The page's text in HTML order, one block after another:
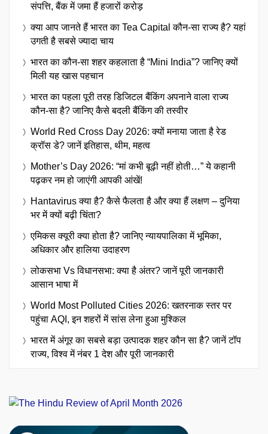
संपत्ति, बैंक में जमा हैं हजारों करोड़
क्या आप जानते हैं भारत का Tea Capital कौन-सा राज्य है? यहां
उगती है सबसे ज्यादा चाय
भारत का कौन-सा शहर कहलाता है “Mini India”? जानिए क्यों
मिली यह खास पहचान
भारत का पहला पूरी तरह डिजिटल बैंकिंग अपनाने वाला राज्य
कौन-सा है? जानिए कैसे बदली बैंकिंग की तस्वीर
World Red Cross Day 2026: क्यों मनाया जाता है रेड
क्रॉस डे? जानें इतिहास, थीम, महत्व
Mother’s Day 2026: “मां कभी बूढ़ी नहीं होती…” ये कहानी
पढ़कर नम हो जाएंगी आपकी आंखें!
Hantavirus क्या है? कैसे फैलता है और क्या हैं लक्षण – दुनिया
भर में क्यों बढ़ी चिंता?
एमिकस क्यूरी क्या होता है? जानिए न्यायपालिका में भूमिका,
अधिकार और हालिया उदाहरण
लोकसभा Vs विधानसभा: क्या है अंतर? जानें पूरी जानकारी
आसान भाषा में
World Most Polluted Cities 2026: खतरनाक स्तर पर
पहुंचा AQI, इन शहरों में सांस लेना हुआ मुश्किल
भारत में अंगूर का सबसे बड़ा उत्पादक शहर कौन सा है? जानें टॉप
राज्य, विश्व में नंबर 1 देश और पूरी जानकारी